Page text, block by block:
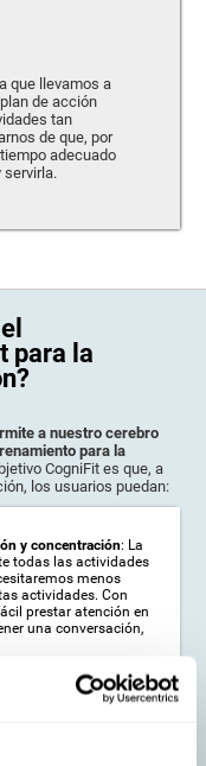
que llevamos a
de acción
tan
de que, por
adecuado
para la
a nuestro cerebro
para la
CogniFit es que, a
los usuarios puedan:
y concentración: La
todas las actividades
menos
actividades. Con
prestar atención en
una conversación,